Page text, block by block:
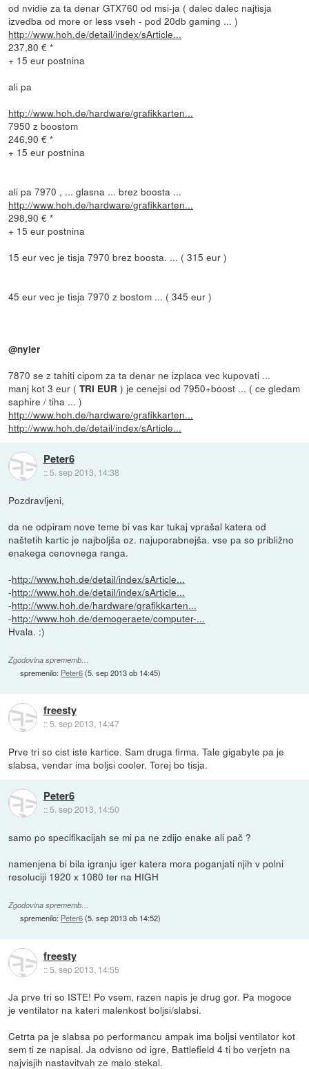
od nvidie za ta denar GTX760 od msi-ja ( dalec dalec najtisja
izvedba od more or less vseh - pod 20db gaming ... )
http://www.hoh.de/detail/index/sArticle...
237,80 € *
+ 15 eur postnina
ali pa
http://www.hoh.de/hardware/grafikkarten...
7950 z boostom
246,90 € *
+ 15 eur postnina
ali pa 7970 , ... glasna ... brez boosta ...
http://www.hoh.de/hardware/grafikkarten...
298,90 € *
+ 15 eur postnina
15 eur vec je tisja 7970 brez boosta. ... ( 315 eur )
45 eur vec je tisja 7970 z bostom ... ( 345 eur )
@nyler
7870 se z tahiti cipom za ta denar ne izplaca vec kupovati ...
manj kot 3 eur (TRI EUR ) je cenejsi od 7950+boost ... ( ce gledam
saphire / tiha ... )
http://www.hoh.de/hardware/grafikkarten...
http://www.hoh.de/detail/index/sArticle...
Peter6
:: 5. sep 2013, 14:38
Pozdravljeni,
da ne odpiram nove teme bi vas kar tukaj vprašal katera od
naštetih kartic je najboljša oz. najuporabnejša. vse pa so približno
enakega cenovnega ranga.
-http://www.hoh.de/detail/index/sArticle...
-http://www.hoh.de/detail/index/sArticle...
-http://www.hoh.de/hardware/grafikkarten...
-http://www.hoh.de/demogeraete/computer-...
Hvala. :)
Zgodovina sprememb…
spremenilo: Peter6(5. sep 2013 ob 14:45)
freesty
::5. sep 2013, 14:47
Prve tri so cist iste kartice. Sam druga firma. Tale gigabyte pa je
slabsa, vendar ima boljsi cooler. Torej bo tisja.
Peter6
:: 5. sep 2013, 14:50
samo po specifikacijah se mi pa ne zdijo enake ali pač ?
namenjena bi bila igranju iger katera mora poganjati njih v polni
resoluciji 1920 x 1080 ter na HIGH
Zgodovina sprememb…
spremenilo: Peter6(5. sep 2013 ob 14:52)
freesty
::5. sep 2013, 14:55
Ja prve tri so ISTE! Po vsem, razen napis je drug gor. Pa mogoce
je ventilator na kateri malenkost boljsi/slabsi.
Cetrta pa je slabsa po performancu ampak ima boljsi ventilator kot
sem ti ze napisal. Ja odvisno od igre, Battlefield 4 ti bo verjetn na
najvisjih nastavitvah ze malo stekal.